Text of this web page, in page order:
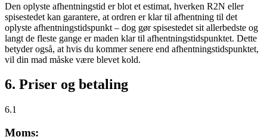
Den oplyste afhentningstid er blot et estimat, hverken R2N eller
spisestedet kan garantere, at ordren er klar til afhentning til det
oplyste afhentningstidspunkt – dog gør spisestedet sit allerbedste og
langt de fleste gange er maden klar til afhentningstidspunktet. Dette
betyder også, at hvis du kommer senere end afhentningstidspunktet,
vil din mad måske være blevet kold.
6. Priser og betaling
6.1
Moms: